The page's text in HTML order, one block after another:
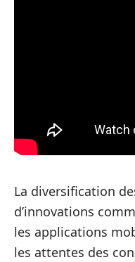
La diversification
d’innovations
les applications
les attentes des